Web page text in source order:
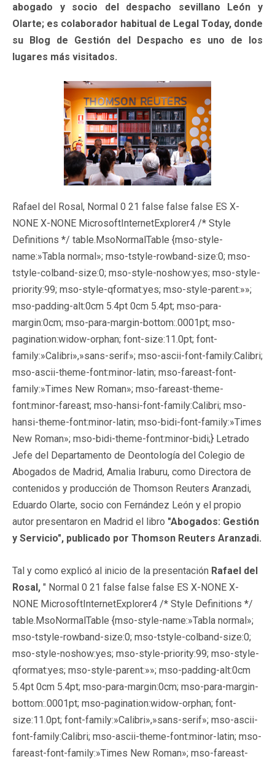
abogado y socio del despacho sevillano León y
Olarte; es colaborador habitual de Legal Today, donde
su Blog de Gestión del Despacho es uno de los
lugares más visitados.
Rafael del Rosal, Normal 0 21 false false false ES X-
NONE X-NONE MicrosoftInternetExplorer4 /* Style
Definitions */ table.MsoNormalTable {mso-style-
name:»Tabla normal»; mso-tstyle-rowband-size:0; mso-
tstyle-colband-size:0; mso-style-noshow:yes; mso-style-
priority:99; mso-style-qformat:yes; mso-style-parent:»»;
mso-padding-alt:0cm 5.4pt 0cm 5.4pt; mso-para-
margin:0cm; mso-para-margin-bottom:.0001pt; mso-
pagination:widow-orphan; font-size:11.0pt; font-
family:»Calibri»,»sans-serif»; mso-ascii-font-family:Calibri;
mso-ascii-theme-font:minor-latin; mso-fareast-font-
family:»Times New Roman»; mso-fareast-theme-
font:minor-fareast; mso-hansi-font-family:Calibri; mso-
hansi-theme-font:minor-latin; mso-bidi-font-family:»Times
New Roman»; mso-bidi-theme-font:minor-bidi;} Letrado
Jefe del Departamento de Deontología del Colegio de
Abogados de Madrid, Amalia Iraburu, como Directora de
contenidos y producción de Thomson Reuters Aranzadi,
Eduardo Olarte, socio con Fernández León y el propio
autor presentaron en Madrid el libro "Abogados: Gestión
y Servicio", publicado por Thomson Reuters Aranzadi.
Tal y como explicó al inicio de la presentación Rafael del
Rosal, " Normal 0 21 false false false ES X-NONE X-
NONE MicrosoftInternetExplorer4 /* Style Definitions */
table.MsoNormalTable {mso-style-name:»Tabla normal»;
mso-tstyle-rowband-size:0; mso-tstyle-colband-size:0;
mso-style-noshow:yes; mso-style-priority:99; mso-style-
qformat:yes; mso-style-parent:»»; mso-padding-alt:0cm
5.4pt 0cm 5.4pt; mso-para-margin:0cm; mso-para-margin-
bottom:.0001pt; mso-pagination:widow-orphan; font-
size:11.0pt; font-family:»Calibri»,»sans-serif»; mso-ascii-
font-family:Calibri; mso-ascii-theme-font:minor-latin; mso-
fareast-font-family:»Times New Roman»; mso-fareast-